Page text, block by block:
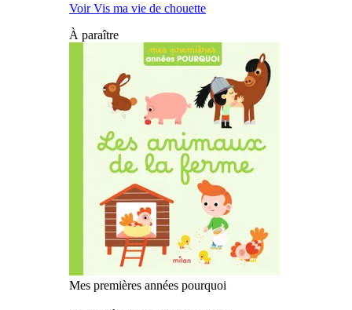
Voir Vis ma vie de chouette
À paraître
Mes premières années pourquoi